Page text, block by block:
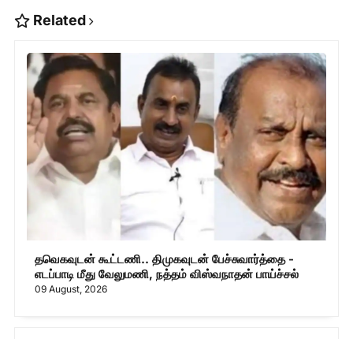
Related
தவெகவுடன் கூட்டணி.. திமுகவுடன் பேச்சுவார்த்தை -
எடப்பாடி மீது வேலுமணி, நத்தம் விஸ்வநாதன் பாய்ச்சல்
09 August, 2026